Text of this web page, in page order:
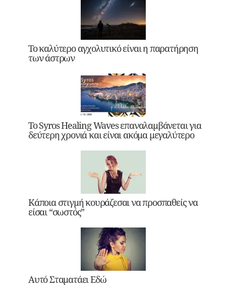
Το καλύτερο αγχολυτικό είναι η παρατήρηση
των άστρων
Το Syros Healing Waves επαναλαμβάνεται για
δεύτερη χρονιά και είναι ακόμα μεγαλύτερο
Κάποια στιγμή κουράζεσαι να προσπαθείς να
είσαι “σωστός”
Αυτό Σταματάει Εδώ